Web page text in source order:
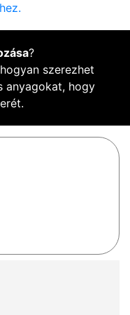
?
szerezhet
anyagokat, hogy